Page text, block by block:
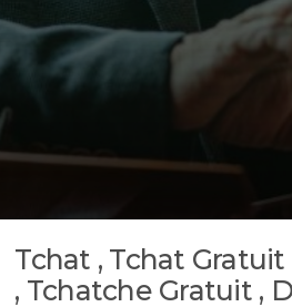
Tchat , Tchat
, Tchatche Gratuit ,